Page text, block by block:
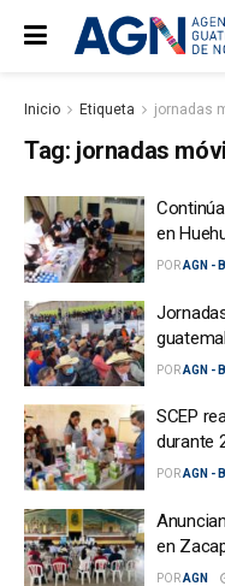
Inicio Etiqueta jornadas
Tag: jornadas
en
PORAGN -
PORAGN -
SCEP
durante
PORAGN -
en
PORAGN